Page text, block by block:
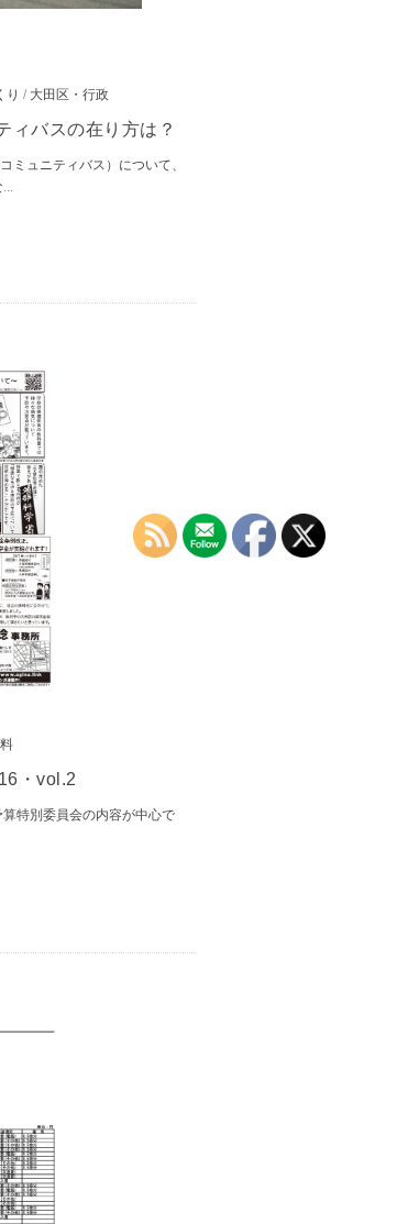
り / 大田区・行政
ィバスの在り方は？
ミュニティバス）について、
...
・vol.2
特別委員会の内容が中心で